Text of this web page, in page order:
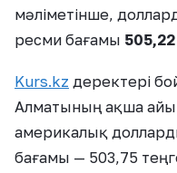
мәліметінше,
ресми бағамы
Kurs.kz деректері
Алматының ақша
америкалық
бағамы — 503,75